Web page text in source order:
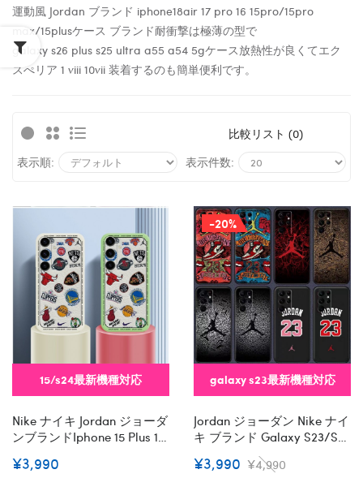
運動風 Jordan ブランド iphone18air 17 pro 16 15pro/15pro
max/15plusケース ブランド耐衝撃は極薄の型で
galaxy s26 plus s25 ultra a55 a54 5gケース放熱性が良くてエク
スぺリア 1 viii 10vii 装着するのも簡単便利です。
比較リスト (0)
表示順:
表示件数:
15/s24最新機種対応
Nike ナイキ Jordan ジョーダ
ンブランドiphone 15 Plus 14
15/14 Proカバー ストラップ
¥3,990
-20%
galaxy s23最新機種対応
Jordan ジョーダン Nike ナイ
キ ブランド Galaxy S23/s23
Plus/s23 Ultraケース おしゃ
れ 運動靴 保護 モノグラム
¥3,990 ¥4,990